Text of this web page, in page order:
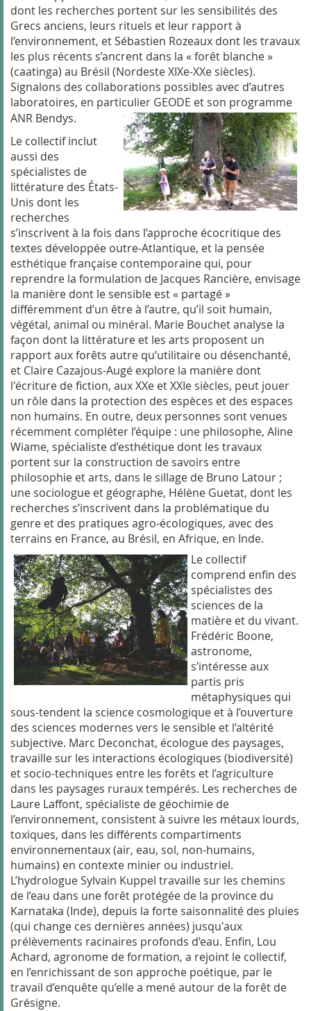
dont les recherches portent sur les sensibilités des
Grecs anciens, leurs rituels et leur rapport à
l’environnement, et Sébastien Rozeaux dont les travaux
les plus récents s’ancrent dans la « forêt blanche »
(caatinga) au Brésil (Nordeste XIXe-XXe siècles).
Signalons des collaborations possibles avec d’autres
laboratoires, en particulier GEODE et son programme
ANR Bendys.
Le collectif inclut
aussi des
spécialistes de
littérature des États-
Unis dont les
recherches
s’inscrivent à la fois dans l’approche écocritique des
textes développée outre-Atlantique, et la pensée
esthétique française contemporaine qui, pour
reprendre la formulation de Jacques Rancière, envisage
la manière dont le sensible est « partagé »
différemment d’un être à l’autre, qu’il soit humain,
végétal, animal ou minéral. Marie Bouchet analyse la
façon dont la littérature et les arts proposent un
rapport aux forêts autre qu’utilitaire ou désenchanté,
et Claire Cazajous-Augé explore la manière dont
l'écriture de fiction, aux XXe et XXIe siècles, peut jouer
un rôle dans la protection des espèces et des espaces
non humains. En outre, deux personnes sont venues
récemment compléter l’équipe : une philosophe, Aline
Wiame, spécialiste d’esthétique dont les travaux
portent sur la construction de savoirs entre
philosophie et arts, dans le sillage de Bruno Latour ;
une sociologue et géographe, Hélène Guetat, dont les
recherches s’inscrivent dans la problématique du
genre et des pratiques agro-écologiques, avec des
terrains en France, au Brésil, en Afrique, en Inde.
Le collectif
comprend enfin des
spécialistes des
sciences de la
matière et du vivant.
Frédéric Boone,
astronome,
s’intéresse aux
partis pris
métaphysiques qui
sous-tendent la science cosmologique et à l’ouverture
des sciences modernes vers le sensible et l’altérité
subjective. Marc Deconchat, écologue des paysages,
travaille sur les interactions écologiques (biodiversité)
et socio-techniques entre les forêts et l’agriculture
dans les paysages ruraux tempérés. Les recherches de
Laure Laffont, spécialiste de géochimie de
l’environnement, consistent à suivre les métaux lourds,
toxiques, dans les différents compartiments
environnementaux (air, eau, sol, non-humains,
humains) en contexte minier ou industriel.
L’hydrologue Sylvain Kuppel travaille sur les chemins
de l’eau dans une forêt protégée de la province du
Karnataka (Inde), depuis la forte saisonnalité des pluies
(qui change ces dernières années) jusqu'aux
prélèvements racinaires profonds d’eau. Enfin, Lou
Achard, agronome de formation, a rejoint le collectif,
en l’enrichissant de son approche poétique, par le
travail d’enquête qu’elle a mené autour de la forêt de
Grésigne.